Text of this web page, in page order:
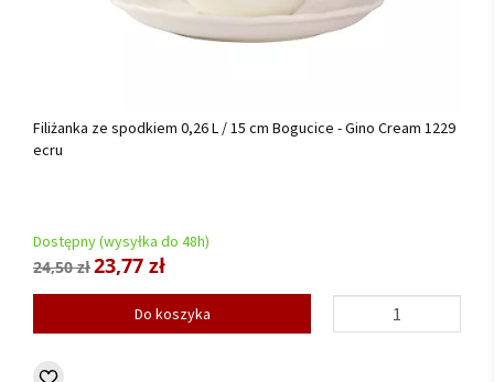
Filiżanka ze spodkiem 0,26 L / 15 cm Bogucice - Gino Cream 1229
ecru
Dostępny (wysyłka do 48h)
24,50 zł23,77 zł
Do koszyka